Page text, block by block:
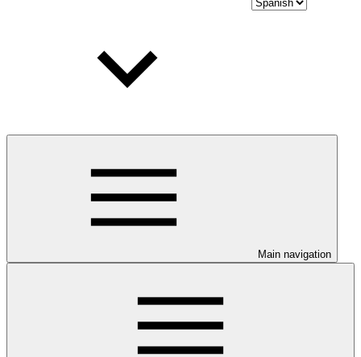
Main navigation